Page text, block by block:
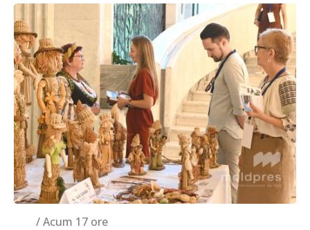
/ Acum 17 ore